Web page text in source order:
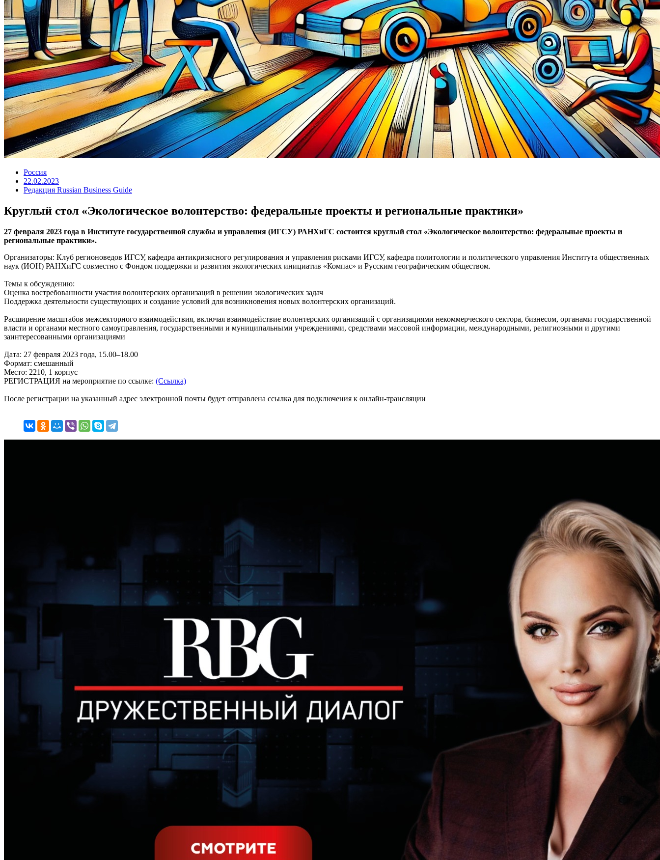
Россия
22.02.2023
Редакция Russian Business Guide
Круглый стол «Экологическое волонтерство: федеральные проекты и региональные практики»
27 февраля 2023 года в Институте государственной службы и управления (ИГСУ) РАНХиГС состоится круглый стол «Экологическое волонтерство: федеральные проекты и
региональные практики».
Организаторы: Клуб регионоведов ИГСУ, кафедра антикризисного регулирования и управления рисками ИГСУ, кафедра политологии и политического управления Института общественных
наук (ИОН) РАНХиГС совместно с Фондом поддержки и развития экологических инициатив «Компас» и Русским географическим обществом.
Темы к обсуждению:
Оценка востребованности участия волонтерских организаций в решении экологических задач
Поддержка деятельности существующих и создание условий для возникновения новых волонтерских организаций.
Расширение масштабов межсекторного взаимодействия, включая взаимодействие волонтерских организаций с организациями некоммерческого сектора, бизнесом, органами государственной
власти и органами местного самоуправления, государственными и муниципальными учреждениями, средствами массовой информации, международными, религиозными и другими
заинтересованными организациями
Дата: 27 февраля 2023 года, 15.00–18.00
Формат: смешанный
Место: 2210, 1 корпус
РЕГИСТРАЦИЯ на мероприятие по ссылке: (Ссылка)
После регистрации на указанный адрес электронной почты будет отправлена ссылка для подключения к онлайн-трансляции